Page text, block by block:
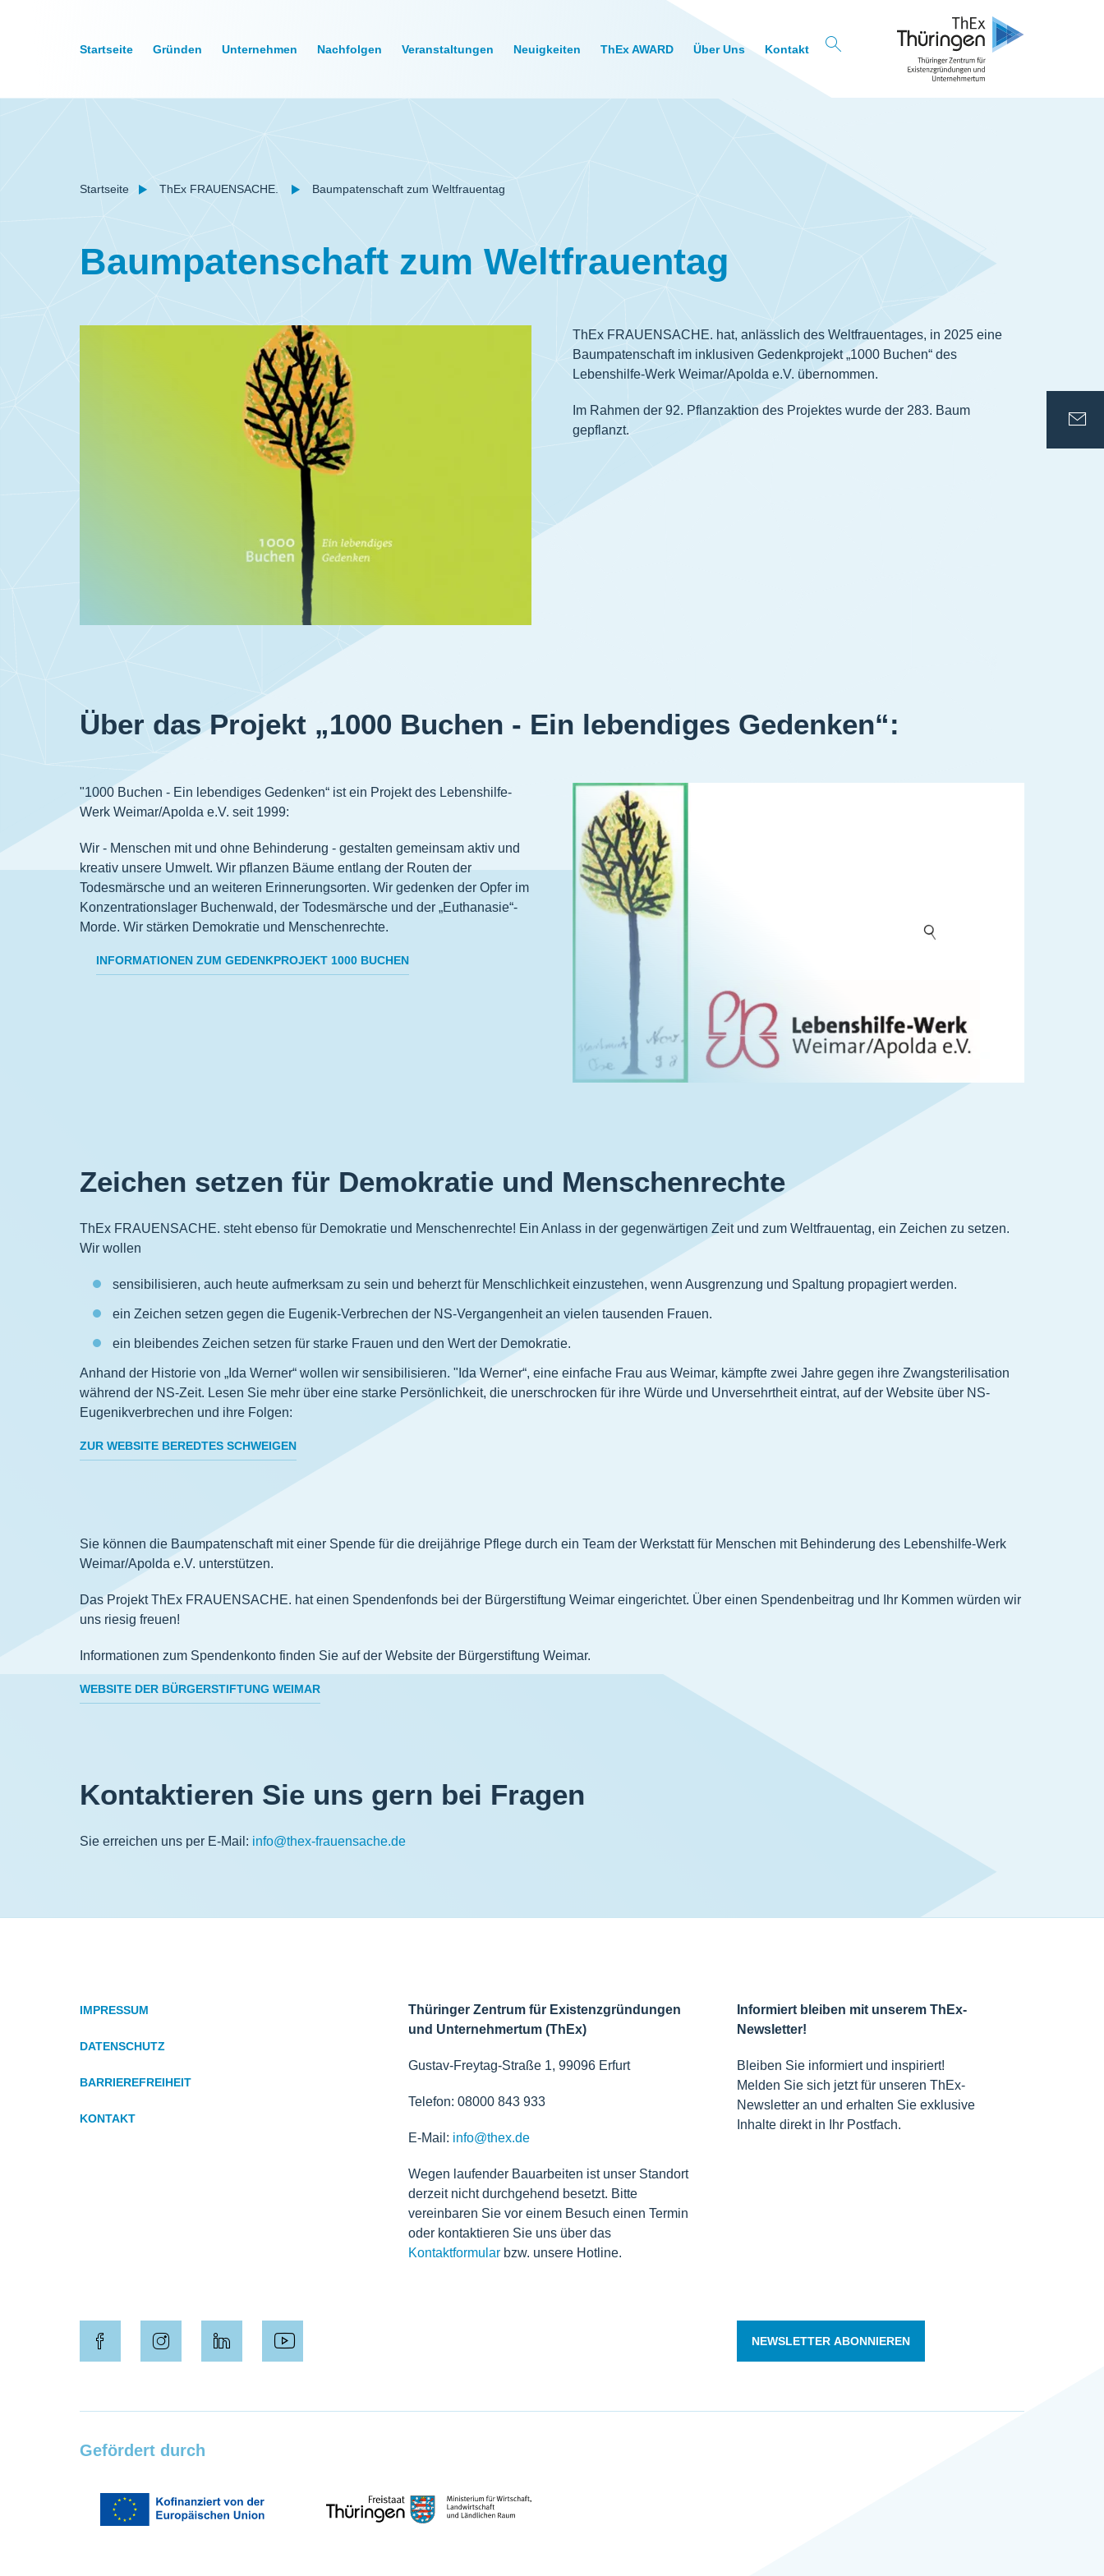
Startseite Gründen Unternehmen Nachfolgen Veranstaltungen Neuigkeiten ThEx AWARD Über Uns Kontakt
Startseite ThEx FRAUENSACHE. Baumpatenschaft zum Weltfrauentag
Baumpatenschaft zum Weltfrauentag
ThEx FRAUENSACHE. hat, anlässlich des Weltfrauentages, in 2025 eine
Baumpatenschaft im inklusiven Gedenkprojekt „1000 Buchen“ des
Lebenshilfe-Werk Weimar/Apolda e.V. übernommen.
Im Rahmen der 92. Pflanzaktion des Projektes wurde der 283. Baum
gepflanzt.
Über das Projekt „1000 Buchen - Ein lebendiges Gedenken“:
"1000 Buchen - Ein lebendiges Gedenken“ ist ein Projekt des Lebenshilfe-
Werk Weimar/Apolda e.V. seit 1999:
Wir - Menschen mit und ohne Behinderung - gestalten gemeinsam aktiv und
kreativ unsere Umwelt. Wir pflanzen Bäume entlang der Routen der
Todesmärsche und an weiteren Erinnerungsorten. Wir gedenken der Opfer im
Konzentrationslager Buchenwald, der Todesmärsche und der „Euthanasie“-
Morde. Wir stärken Demokratie und Menschenrechte.
INFORMATIONEN ZUM GEDENKPROJEKT 1000 BUCHEN
Zeichen setzen für Demokratie und Menschenrechte
ThEx FRAUENSACHE. steht ebenso für Demokratie und Menschenrechte! Ein Anlass in der gegenwärtigen Zeit und zum Weltfrauentag, ein Zeichen zu setzen.
Wir wollen
sensibilisieren, auch heute aufmerksam zu sein und beherzt für Menschlichkeit einzustehen, wenn Ausgrenzung und Spaltung propagiert werden.
ein Zeichen setzen gegen die Eugenik-Verbrechen der NS-Vergangenheit an vielen tausenden Frauen.
ein bleibendes Zeichen setzen für starke Frauen und den Wert der Demokratie.
Anhand der Historie von „Ida Werner“ wollen wir sensibilisieren. "Ida Werner“, eine einfache Frau aus Weimar, kämpfte zwei Jahre gegen ihre Zwangsterilisation
während der NS-Zeit. Lesen Sie mehr über eine starke Persönlichkeit, die unerschrocken für ihre Würde und Unversehrtheit eintrat, auf der Website über NS-
Eugenikverbrechen und ihre Folgen:
ZUR WEBSITE BEREDTES SCHWEIGEN
Sie können die Baumpatenschaft mit einer Spende für die dreijährige Pflege durch ein Team der Werkstatt für Menschen mit Behinderung des Lebenshilfe-Werk
Weimar/Apolda e.V. unterstützen.
Das Projekt ThEx FRAUENSACHE. hat einen Spendenfonds bei der Bürgerstiftung Weimar eingerichtet. Über einen Spendenbeitrag und Ihr Kommen würden wir
uns riesig freuen!
Informationen zum Spendenkonto finden Sie auf der Website der Bürgerstiftung Weimar.
WEBSITE DER BÜRGERSTIFTUNG WEIMAR
Kontaktieren Sie uns gern bei Fragen
Sie erreichen uns per E-Mail: info@thex-frauensache.de
IMPRESSUM
DATENSCHUTZ
BARRIEREFREIHEIT
KONTAKT
Thüringer Zentrum für Existenzgründungen
und Unternehmertum (ThEx)
Gustav-Freytag-Straße 1, 99096 Erfurt
Telefon: 08000 843 933
E-Mail: info@thex.de
Wegen laufender Bauarbeiten ist unser Standort
derzeit nicht durchgehend besetzt. Bitte
vereinbaren Sie vor einem Besuch einen Termin
oder kontaktieren Sie uns über das
Kontaktformularbzw. unsere Hotline.
Informiert bleiben mit unserem ThEx-
Newsletter!
Bleiben Sie informiert und inspiriert!
Melden Sie sich jetzt für unseren ThEx-
Newsletter an und erhalten Sie exklusive
Inhalte direkt in Ihr Postfach.
NEWSLETTER ABONNIEREN
Gefördert durch